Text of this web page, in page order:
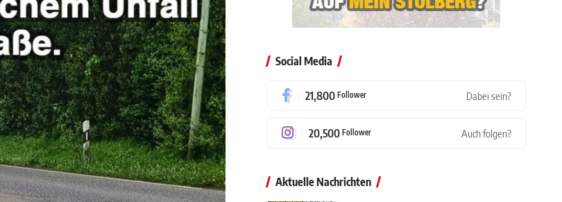
Social Media
21,800 Follower Dabei sein?
20,500 Follower Auch folgen?
Aktuelle Nachrichten